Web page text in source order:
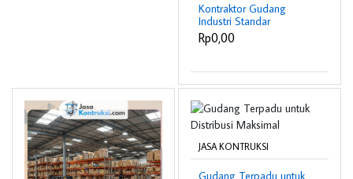
Kontraktor Gudang
Industri Standar
Nasional
Rp0,00
JASA KONTRUKSI